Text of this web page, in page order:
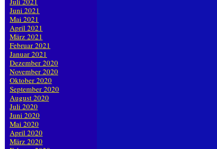
Juni 2021
Mai 2021
April 2021
März 2021
Februar 2021
Januar 2021
Dezember 2020
November 2020
Oktober 2020
September 2020
August 2020
Juli 2020
Juni 2020
Mai 2020
April 2020
März 2020